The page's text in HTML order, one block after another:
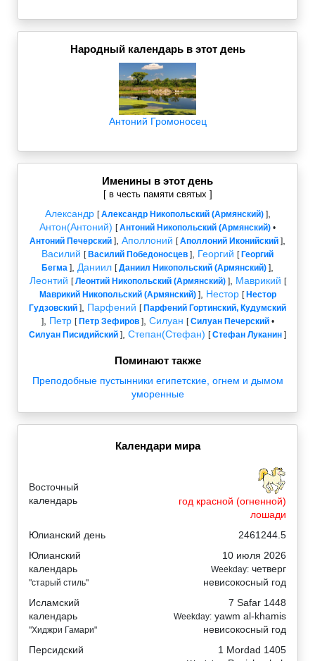
Народный календарь в этот день
Антоний Громоносец
Именины в этот день
[ в честь памяти святых ]
Александр [Александр Никопольский (Армянский)],
Антон(Антоний) [Антоний Никопольский (Армянский) •
Антоний Печерский ] Аполлоний [Аполлоний Иконийский ]
Василий [ Василий Победоносцев ] Георгий [ Георгий
Бегма ] Даниил [Даниил Никопольский (Армянский) ]
Леонтий [Леонтий Никопольский (Армянский)], Маврикий [
Маврикий Никопольский (Армянский)], Нестор [ Нестор
Гудзовский ] Парфений [ Парфений Гортинский, Кудумский
], Петр [ Петр Зефиров], Силуан [Силуан Печерский•
Силуан Писидийский ] Степан(Стефан) [Стефан Луканин ]
Поминают также
Преподобные пустынники египетские, огнем и дымом
уморенные
Календари мира
Восточный
календарь
год красной (огненной)
лошади
Юлианский день
2461244.5
Юлианский
календарь
"старый стиль"
10 июля 2026
Weekday: четверг
невисокосный год
Исламский
календарь
"Хиджри Гамари"
7 Safar 1448
Weekday: yawm al-khamis
невисокосный год
Персидский
1 Mordad 1405